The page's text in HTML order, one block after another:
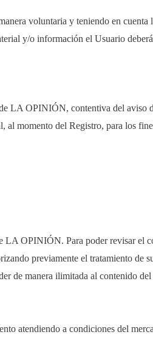
voluntaria y teniendo en cuenta
y/o información el Usuario
LA OPINIÓN, contentiva del aviso
al momento del Registro, para los
LA OPINIÓN. Para poder revisar el
previamente el tratamiento de
de manera ilimitada al contenido
atendiendo a condiciones del